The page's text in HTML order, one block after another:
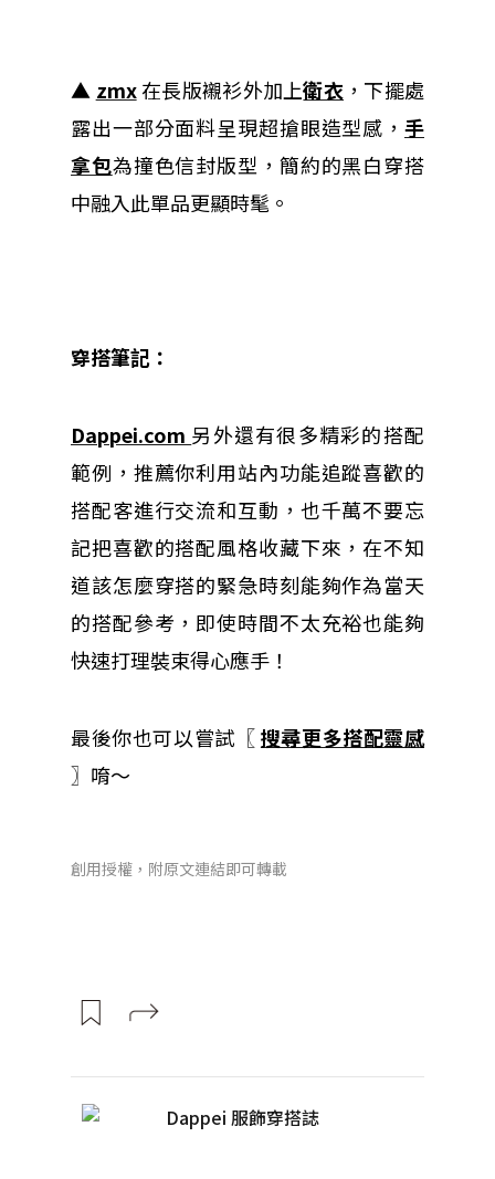
▲ zmx在長版襯衫外加上衛衣 ，下擺處
露出一部分面料呈現超搶眼造型感， 手
拿包為撞色信封版型，簡約的黑白穿搭
中融入此單品更顯時髦。
穿搭筆記：
Dappei.com 另外還有很多精彩的搭配
範例，推薦你利用站內功能追蹤喜歡的
搭配客進行交流和互動，也千萬不要忘
記把喜歡的搭配風格收藏下來，在不知
道該怎麼穿搭的緊急時刻能夠作為當天
的搭配參考，即使時間不太充裕也能夠
快速打理裝束得心應手！
最後你也可以嘗試〖搜尋更多搭配靈感
〗唷～
創用授權，附原文連結即可轉載
Dappei 服飾穿搭誌